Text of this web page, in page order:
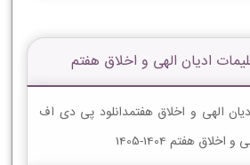
ادیان الهى و اخلاق هفتم
الهى و اخلاق هفتمدانلود پی دی اف
هفتم 1404-1405